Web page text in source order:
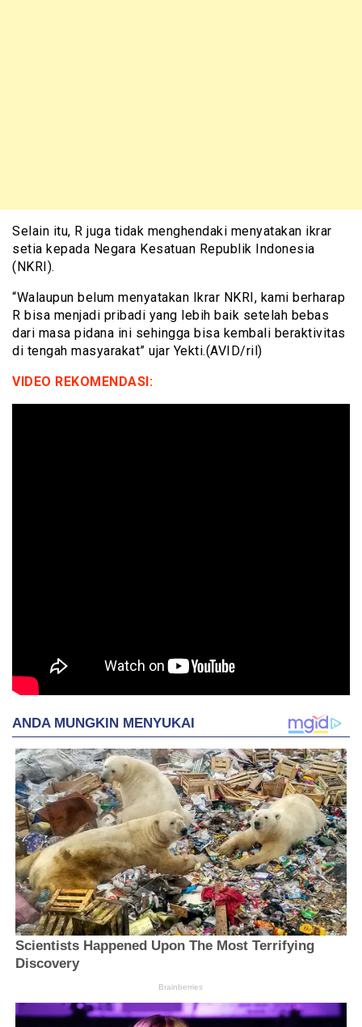
Selain itu, R juga tidak menghendaki menyatakan ikrar
setia kepada Negara Kesatuan Republik Indonesia
(NKRI).
“Walaupun belum menyatakan Ikrar NKRI, kami berharap
R bisa menjadi pribadi yang lebih baik setelah bebas
dari masa pidana ini sehingga bisa kembali beraktivitas
di tengah masyarakat” ujar Yekti.(AVID/ril)
VIDEO REKOMENDASI: